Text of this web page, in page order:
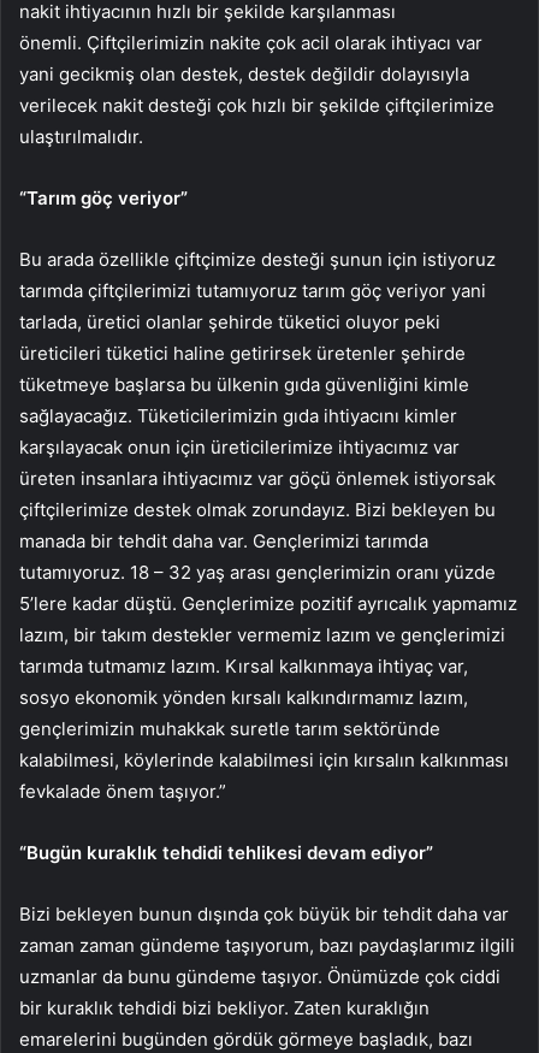
nakit ihtiyacının hızlı bir şekilde karşılanması
önemli. Çiftçilerimizin nakite çok acil olarak ihtiyacı var
yani gecikmiş olan destek, destek değildir dolayısıyla
verilecek nakit desteği çok hızlı bir şekilde çiftçilerimize
ulaştırılmalıdır.
“Tarım göç veriyor”
Bu arada özellikle çiftçimize desteği şunun için istiyoruz
tarımda çiftçilerimizi tutamıyoruz tarım göç veriyor yani
tarlada, üretici olanlar şehirde tüketici oluyor peki
üreticileri tüketici haline getirirsek üretenler şehirde
tüketmeye başlarsa bu ülkenin gıda güvenliğini kimle
sağlayacağız. Tüketicilerimizin gıda ihtiyacını kimler
karşılayacak onun için üreticilerimize ihtiyacımız var
üreten insanlara ihtiyacımız var göçü önlemek istiyorsak
çiftçilerimize destek olmak zorundayız. Bizi bekleyen bu
manada bir tehdit daha var. Gençlerimizi tarımda
tutamıyoruz. 18 – 32 yaş arası gençlerimizin oranı yüzde
5’lere kadar düştü. Gençlerimize pozitif ayrıcalık yapmamız
lazım, bir takım destekler vermemiz lazım ve gençlerimizi
tarımda tutmamız lazım. Kırsal kalkınmaya ihtiyaç var,
sosyo ekonomik yönden kırsalı kalkındırmamız lazım,
gençlerimizin muhakkak suretle tarım sektöründe
kalabilmesi, köylerinde kalabilmesi için kırsalın kalkınması
fevkalade önem taşıyor.”
“Bugün kuraklık tehdidi tehlikesi devam ediyor”
Bizi bekleyen bunun dışında çok büyük bir tehdit daha var
zaman zaman gündeme taşıyorum, bazı paydaşlarımız ilgili
uzmanlar da bunu gündeme taşıyor. Önümüzde çok ciddi
bir kuraklık tehdidi bizi bekliyor. Zaten kuraklığın
emarelerini bugünden gördük görmeye başladık, bazı